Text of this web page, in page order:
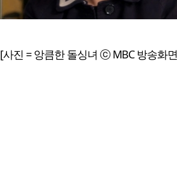
[사진 = 앙큼한 돌싱녀 ⓒ MBC 방송화